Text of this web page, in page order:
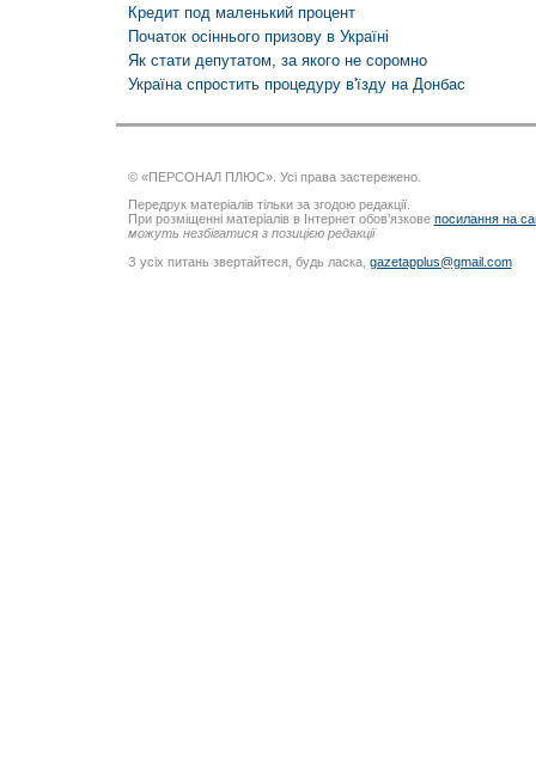
Кредит под маленький процент
Початок осіннього призову в Україні
Як стати депутатом, за якого не соромно
Україна спростить процедуру в'їзду на Донбас
© «ПЕРСОНАЛ ПЛЮС». Усі права застережено.
Передрук матеріалів тільки за згодою редакції.
При розміщенні матеріалів в Інтернет обов’язкове посилання на
можуть незбігатися з позицією редакції
З усіх питань звертайтеся, будь ласка, gazetapplus@gmail.com